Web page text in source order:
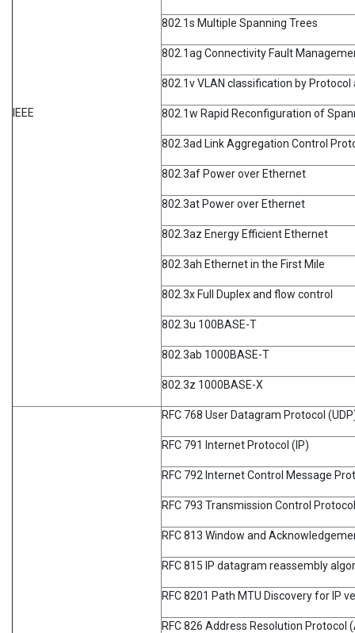
IEEE
802.1s Multiple Spanning Trees
802.1ag Connectivity Fault
802.1v VLAN classification by Protocol
802.1w Rapid Reconfiguration of
802.3ad Link Aggregation Control
802.3af Power over Ethernet
802.3at Power over Ethernet
802.3az Energy Efficient Ethernet
802.3ah Ethernet in the First Mile
802.3x Full Duplex and flow control
802.3u 100BASE-T
802.3ab 1000BASE-T
802.3z 1000BASE-X
RFC 768 User Datagram Protocol
RFC 791 Internet Protocol (IP)
RFC 792 Internet Control Message
RFC 793 Transmission Control
RFC 813 Window and
RFC 815 IP datagram reassembly
RFC 8201 Path MTU Discovery for IP
RFC 826 Address Resolution Protocol